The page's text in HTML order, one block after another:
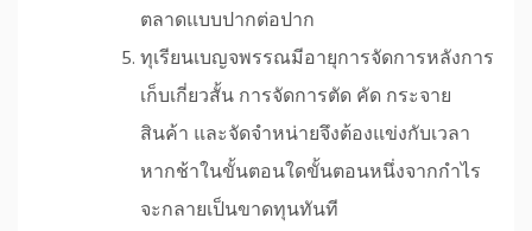
ตลาดแบบปากต่อปาก
ทุเรียนเบญจพรรณมีอายุการจัดการหลังการ
เก็บเกี่ยวสั้น การจัดการตัด คัด กระจาย
สินค้า และจัดจำหน่ายจึงต้องแข่งกับเวลา
หากช้าในขั้นตอนใดขั้นตอนหนึ่งจากกำไร
จะกลายเป็นขาดทุนทันที